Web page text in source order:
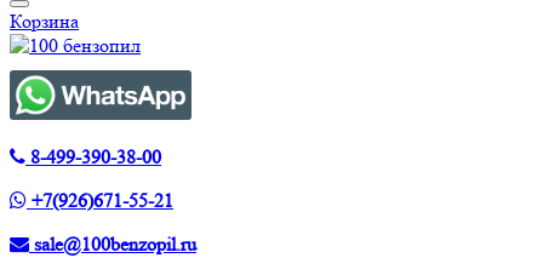
Корзина
8-499-390-38-00
+7(926)671-55-21
sale@100benzopil.ru